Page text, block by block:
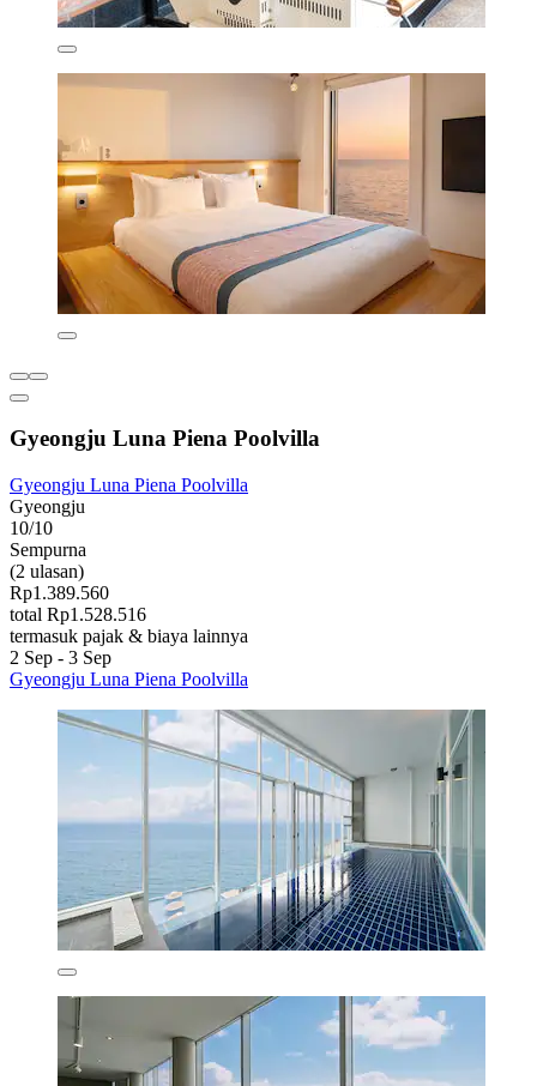
Gyeongju Luna Piena Poolvilla
Gyeongju Luna Piena Poolvilla
Gyeongju
10/10
Sempurna
(2 ulasan)
Rp1.389.560
total Rp1.528.516
termasuk pajak & biaya lainnya
2 Sep - 3 Sep
Gyeongju Luna Piena Poolvilla